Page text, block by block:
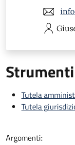
Tutela
Tutela
Argomenti: